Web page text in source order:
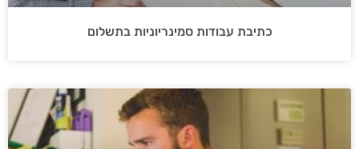
כתיבת עבודות סמינריוניות בתשלום